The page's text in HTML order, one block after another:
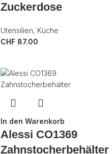
Zuckerdose
Utensilien, Küche
CHF 87.00
In den Warenkorb
Alessi CO1369
Zahnstocherbehälter